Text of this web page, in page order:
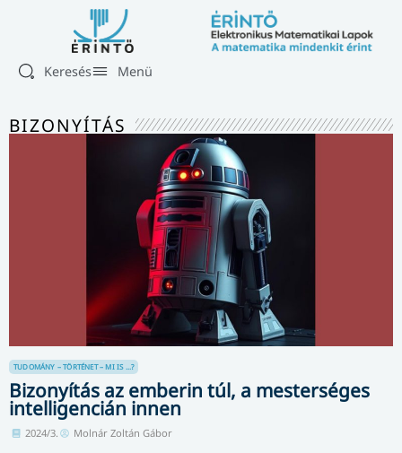
Keresés Menü
BIZONYÍTÁS
TUDOMÁNY – TÖRTÉNET – MI IS ...?
Bizonyítás az emberin túl, a mesterséges
intelligencián innen
2024/3. Molnár Zoltán Gábor